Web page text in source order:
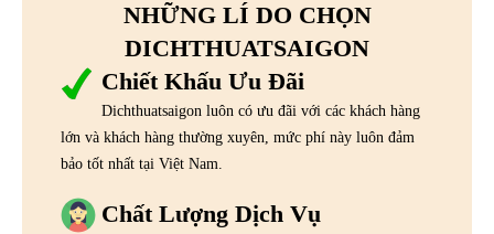
NHỮNG LÍ DO CHỌN
DICHTHUATSAIGON
Chiết Khấu Ưu Đãi
Dichthuatsaigon luôn có ưu đãi với các khách hàng
lớn và khách hàng thường xuyên, mức phí này luôn đảm
bảo tốt nhất tại Việt Nam.
Chất Lượng Dịch Vụ